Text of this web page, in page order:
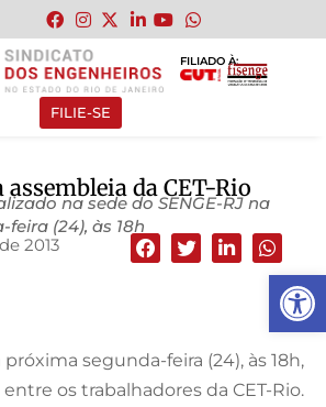
Abrir
FILIADO À:
FILIE-SE
assembleia da CET-Rio
na sede do SENGE-RJ na
(24), às 18h
2013
próxima segunda-feira (24), às 18h,
os trabalhadores da CET-Rio.